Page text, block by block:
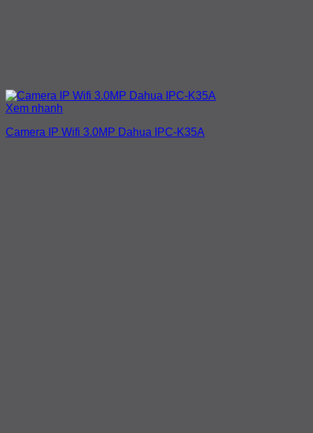
Xem nhanh
Camera IP Wifi 3.0MP Dahua IPC-K35A